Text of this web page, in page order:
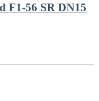
F1-56 SR DN15